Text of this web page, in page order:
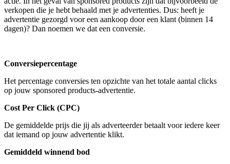
verkopen die je hebt behaald met je advertenties. Dus: heeft je
advertentie gezorgd voor een aankoop door een klant (binnen 14
dagen)? Dan noemen we dat een conversie.
Conversiepercentage
Het percentage conversies ten opzichte van het totale aantal clicks
op jouw sponsored products-advertentie.
Cost Per Click (CPC)
De gemiddelde prijs die jij als adverteerder betaalt voor iedere keer
dat iemand op jouw advertentie klikt.
Gemiddeld winnend bod